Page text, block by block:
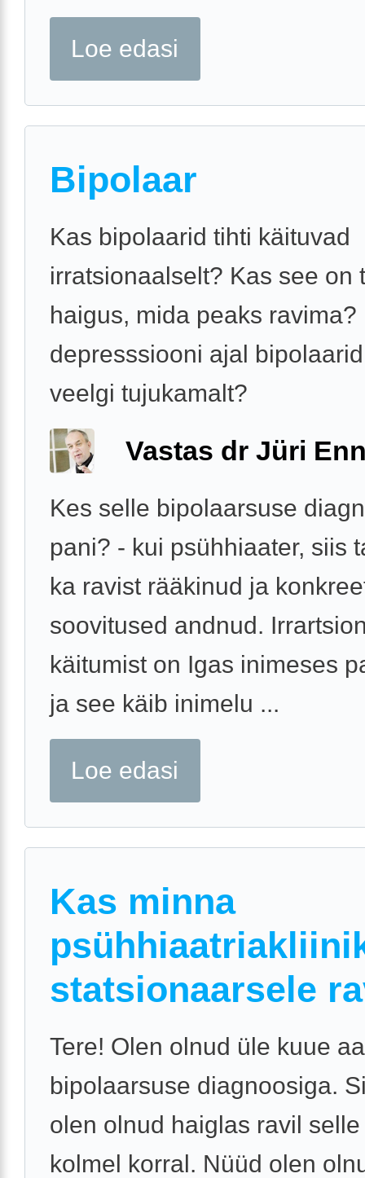
Loe edasi
Bipolaar
Kas bipolaarid tihti käituvad
irratsionaalselt? Kas see on
haigus, mida peaks ravima?
depresssiooni ajal
veelgi tujukamalt?
Vastas dr Jüri
Kes selle bipolaarsuse
pani? - kui psühhiaater, siis
ka ravist rääkinud ja
soovitused andnud.
käitumist on Igas inimeses
ja see käib inimelu ...
Loe edasi
Kas minna
statsionaarsele
Tere! Olen olnud üle kuue
bipolaarsuse diagnoosiga.
olen olnud haiglas ravil selle
kolmel korral. Nüüd olen